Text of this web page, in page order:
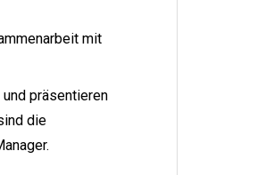
mit
präsentieren
die